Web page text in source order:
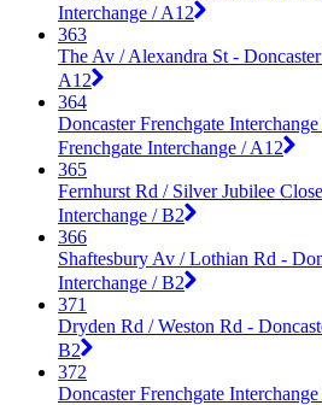
Interchange / A12
363
The Av / Alexandra St -
A12
364
Doncaster Frenchgate
Frenchgate Interchange / A12
365
Fernhurst Rd / Silver Jubilee
Interchange / B2
366
Shaftesbury Av / Lothian Rd -
Interchange / B2
371
Dryden Rd / Weston Rd -
B2
372
Doncaster Frenchgate